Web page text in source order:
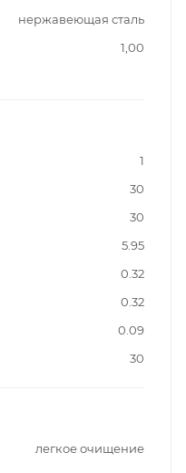
нержавеющая сталь
1,00
1
30
30
5.95
0.32
0.32
0.09
30
легкое очищение